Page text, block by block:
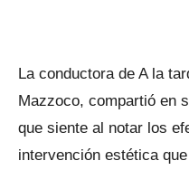
La conductora de A la
Mazzoco, compartió en
que siente al notar los
intervención estética